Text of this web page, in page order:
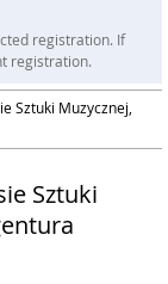
registration. If
registration.
Sztuki Muzycznej,
Sztuki